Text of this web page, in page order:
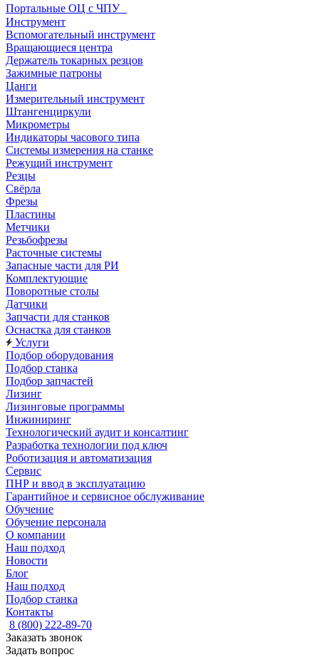
Портальные ОЦ с ЧПУ
Инструмент
Вспомогательный инструмент
Вращающиеся центра
Держатель токарных резцов
Зажимные патроны
Цанги
Измерительный инструмент
Штангенциркули
Микрометры
Индикаторы часового типа
Системы измерения на станке
Режущий инструмент
Резцы
Свёрла
Фрезы
Пластины
Метчики
Резьбофрезы
Расточные системы
Запасные части для РИ
Комплектующие
Поворотные столы
Датчики
Запчасти для станков
Оснастка для станков
Услуги
Подбор оборудования
Подбор станка
Подбор запчастей
Лизинг
Лизинговые программы
Инжиниринг
Технологический аудит и консалтинг
Разработка технологии под ключ
Роботизация и автоматизация
Сервис
ПНР и ввод в эксплуатацию
Гарантийное и сервисное обслуживание
Обучение
Обучение персонала
О компании
Наш подход
Новости
Блог
Наш подход
Подбор станка
Контакты
8 (800) 222-89-70
Заказать звонок
Задать вопрос